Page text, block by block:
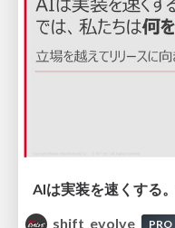
shift_evolve
PRO